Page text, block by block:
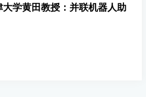
学黄田教授：并联机器人助